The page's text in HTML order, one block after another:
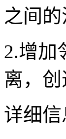
之间的
2.增加
离，
详细信